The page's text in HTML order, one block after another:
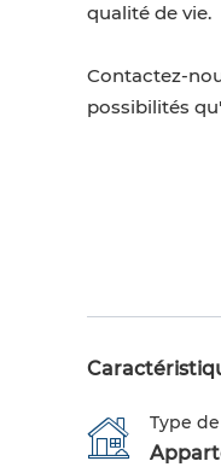
qualité de vie.
Contactez-
possibilités
Type